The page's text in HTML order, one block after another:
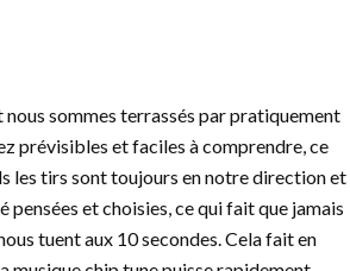
sommes terrassés par pratiquement
prévisibles et faciles à comprendre, ce
les tirs sont toujours en notre direction et
et choisies, ce qui fait que jamais
tuent aux 10 secondes. Cela fait en